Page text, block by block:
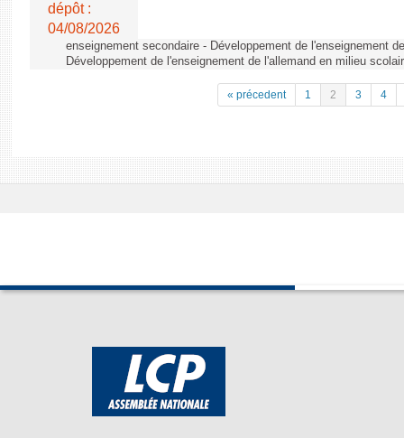
dépôt :
04/08/2026
enseignement secondaire - Développement de l'enseignement
Développement de l'enseignement de l'allemand en milieu
« précedent 1 2 3 4